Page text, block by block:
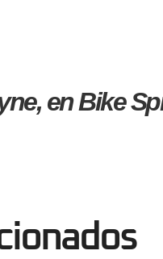
en Bike